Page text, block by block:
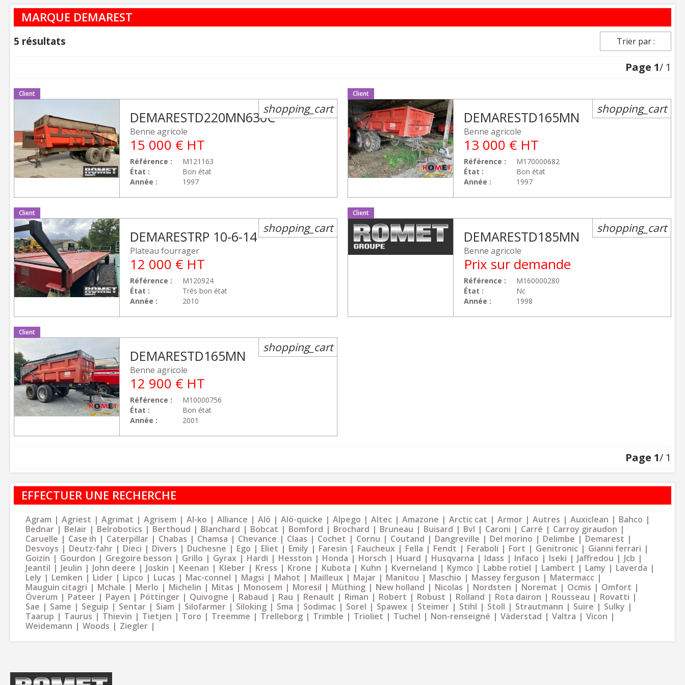
MARQUE DEMAREST
5 résultats Trier par :
Page 1/ 1
Client
Benne agricole
DEMARESTD220MN630C
Référence
M121163
État
Bon état
Année
1997
15 000 € HT
shopping_cart
Client
Benne agricole
DEMARESTD165MN
Référence
M170000682
État
Bon état
Année
1997
13 000 € HT
shopping_cart
Client
Plateau fourrager
DEMARESTRP 10-6-14
Référence
M120924
État
Trés bon état
Année
2010
12 000 € HT
shopping_cart
Client
Benne agricole
DEMARESTD185MN
Référence
M160000280
État
Nc
Année
1998
Prix sur demande
shopping_cart
Client
Benne agricole
DEMARESTD165MN
Référence
M10000756
État
Bon état
Année
2001
12 900 € HT
shopping_cart
Page 1/ 1
EFFECTUER UNE RECHERCHE
Agram Agriest Agrimat Agrisem Al-ko Alliance Alö Alö-quicke Alpego Altec Amazone Arctic cat Armor Autres Auxiclean
Bahco
Bednar
Belair Belrobotics Berthoud Blanchard Bobcat Bomford Brochard Bruneau Buisard Bvl Caroni Carré
Carroy giraudon
Caruelle
Case ih Caterpillar Chabas Chamsa Chevance Claas Cochet Cornu Coutand Dangreville Del morino Delimbe
Demarest
Desvoys
Deutz-fahr Dieci Divers Duchesne Ego Eliet Emily Faresin Faucheux Fella Fendt Feraboli Fort Genitronic
Gianni ferrari
Goizin
Gourdon Gregoire besson Grillo Gyrax Hardi Hesston Honda Horsch Huard Husqvarna Idass Infaco Iseki Jaffredou
Jcb
Jeantil
Jeulin John deere Joskin Keenan Kleber Kress Krone Kubota Kuhn Kverneland Kymco Labbe rotiel Lambert Lamy
Laverda
Lely
Lemken Lider Lipco Lucas Mac-connel Magsi Mahot Mailleux Majar Manitou Maschio Massey ferguson
Matermacc
Mauguin citagri
Mchale Merlo Michelin Mitas Monosem Moresil Müthing New holland Nicolas Nordsten Noremat Ocmis
Omfort
Överum
Pateer Payen Pöttinger Quivogne Rabaud Rau Renault Riman Robert Robust Rolland Rota dairon Rousseau
Rovatti
Sae
Same Seguip Sentar Siam Silofarmer Siloking Sma Sodimac Sorel Spawex Steimer Stihl Stoll Strautmann Suire
Sulky
Taarup
Taurus Thievin Tietjen Toro Treemme Trelleborg Trimble Trioliet Tuchel Non-renseigné Väderstad Valtra
Vicon
Weidemann
Woods Ziegler